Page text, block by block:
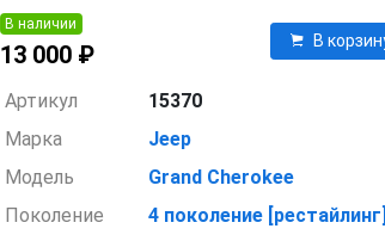
В наличии
13 000 ₽
В
Артикул
15370
Марка
Jeep
Модель
Grand Cherokee
Поколение
4 поколение [рестайлинг]